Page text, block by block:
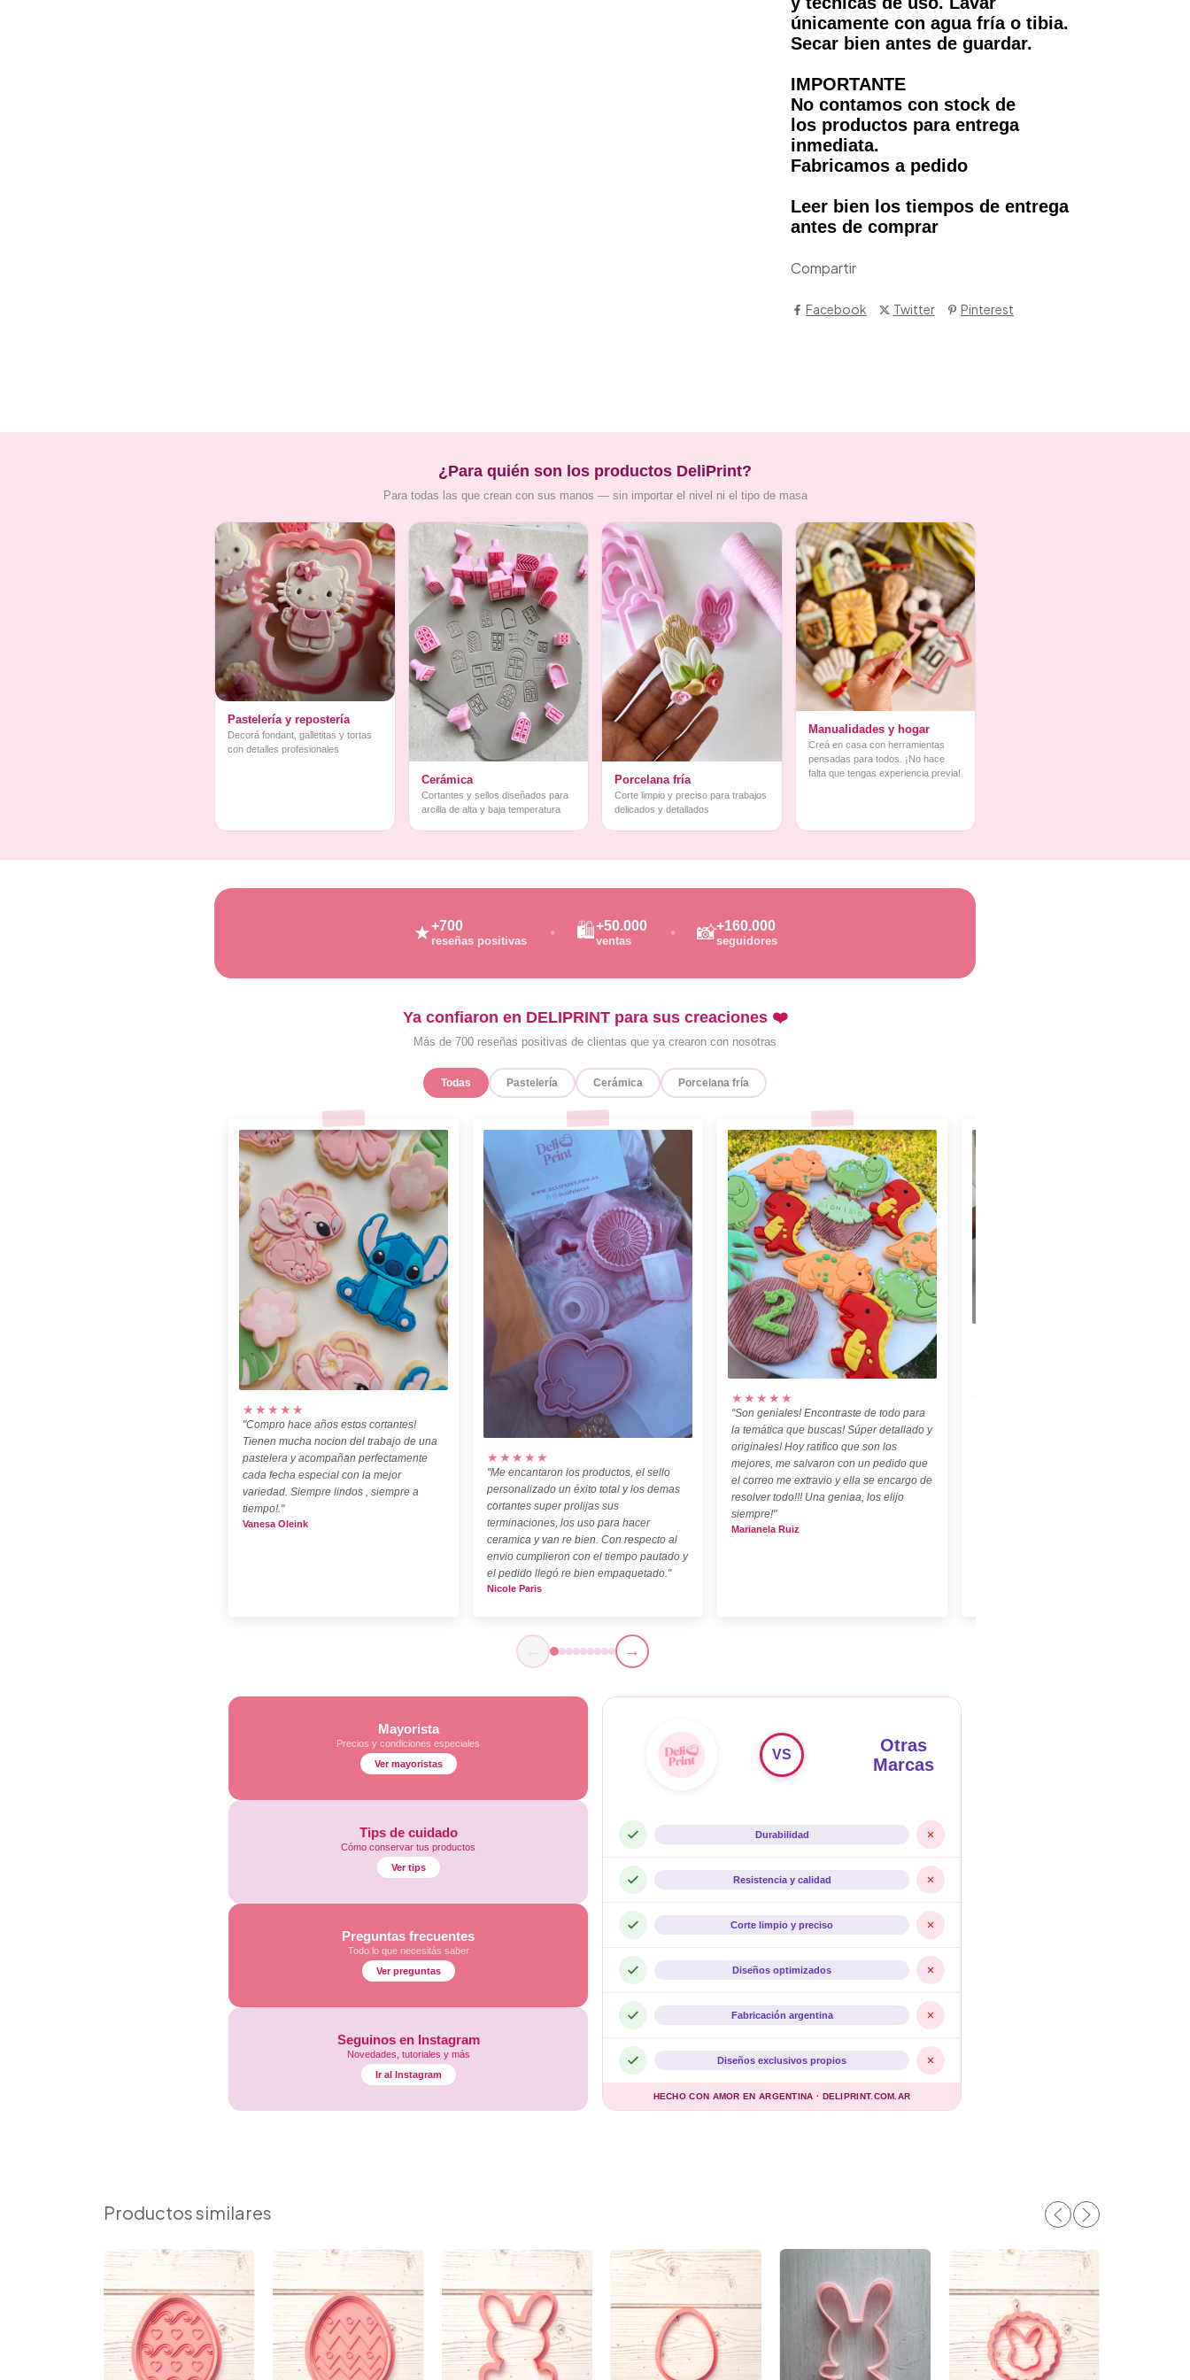
únicamente con agua fría o tibia.
Secar bien antes de guardar.
IMPORTANTE
No contamos con stock de
los productos para entrega
inmediata.
Fabricamos a pedido
Leer bien los tiempos de entrega
antes de comprar
Compartir
Facebook Twitter Pinterest
¿Para quién son los productos DeliPrint?
Para todas las que crean con sus manos — sin importar el nivel ni el tipo de masa
Pastelería y repostería
Decorá fondant, galletitas y tortas
con detalles profesionales
Cerámica
Cortantes y sellos diseñados para
arcilla de alta y baja temperatura
Porcelana fría
Corte limpio y preciso para trabajos
delicados y detallados
Manualidades y hogar
Creá en casa con herramientas
pensadas para todos. ¡No hace
falta que tengas experiencia previa!
★+700
reseñas positivas 🛍️+50.000
ventas 📸+160.000
seguidores
Ya confiaron en DELIPRINT para sus creaciones ❤️
Más de 700 reseñas positivas de clientas que ya crearon con nosotras
Todas Pastelería Cerámica Porcelana fría
★★★★★
"Compro hace años estos cortantes!
Tienen mucha nocion del trabajo de una
pastelera y acompañan perfectamente
cada fecha especial con la mejor
variedad. Siempre lindos , siempre a
tiempo!."
Vanesa Oleink
★★★★★
"Me encantaron los productos, el sello
personalizado un éxito total y los demas
cortantes super prolijas sus
terminaciones, los uso para hacer
ceramica y van re bien. Con respecto al
envio cumplieron con el tiempo pautado y
el pedido llegó re bien empaquetado."
Nicole Paris
★★★★★
"Son geniales! Encontraste de todo para
la temática que buscas! Súper detallado y
originales! Hoy ratifico que son los
mejores, me salvaron con un pedido que
el correo me extravio y ella se encargo de
resolver todo!!! Una geniaa, los elijo
siempre!"
Marianela Ruiz
← →
Mayorista
Precios y condiciones especiales
Ver mayoristas
Tips de cuidado
Cómo conservar tus productos
Ver tips
Preguntas frecuentes
Todo lo que necesitás saber
Ver preguntas
Seguinos en Instagram
Novedades, tutoriales y más
Ir al Instagram
Otras
Marcas
VS
Durabilidad
Resistencia y calidad
Corte limpio y preciso
Diseños optimizados
Fabricación argentina
Diseños exclusivos propios
HECHO CON AMOR EN ARGENTINA · DELIPRINT.COM.AR
Productos similares